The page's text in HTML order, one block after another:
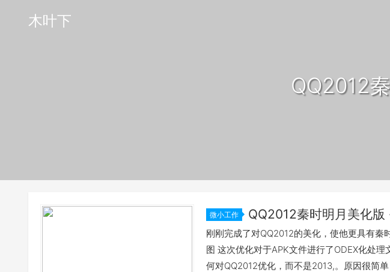
木叶下
QQ2012
微小工作 QQ2012秦时明月美化
刚刚完成了对QQ2012的美化，使他更具有秦
图 这次优化对于APK文件进行了ODEX化处
何对QQ2012优化，而不是2013,。原因很简